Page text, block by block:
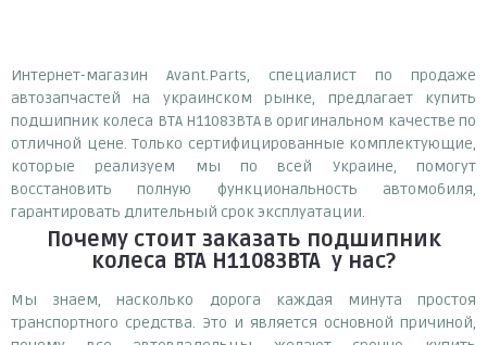
Интернет-магазин Avant.Parts, специалист по продаже
автозапчастей на украинском рынке, предлагает купить
подшипник колеса BTA H11083BTA в оригинальном качестве по
отличной цене. Только сертифицированные комплектующие,
которые реализуем мы по всей Украине, помогут
восстановить полную функциональность автомобиля,
гарантировать длительный срок эксплуатации.
Почему стоит заказать подшипник
колеса BTA H11083BTA у нас?
Мы знаем, насколько дорога каждая минута простоя
транспортного средства. Это и является основной причиной,